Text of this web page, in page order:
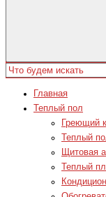
Главная
Теплый пол
Греющий
Теплый
Щитовая
Теплый